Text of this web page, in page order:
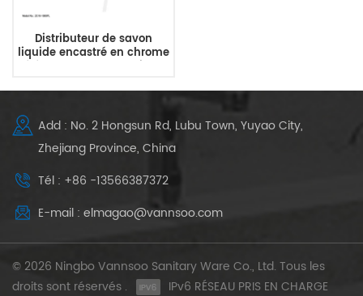
Distributeur de savon
liquide encastré en chrome
élégant pour comptoir de
Add : No. 2 Hongsun Rd, Lubu Town, Yuyao City,
Zhejiang Province, China
Tél : +86 -13566387372
E-mail : elmagao@vannsoo.com
© 2026 Ningbo Vannsoo Sanitary Ware Co., Ltd. Tous les
droits sont réservés .
IPv6 RÉSEAU PRIS EN CHARGE